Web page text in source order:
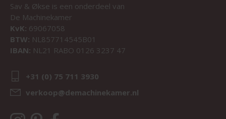
Sav & Økse is een onderdeel van
De Machinekamer
KvK: 69067058
BTW: NL857714545B01
IBAN: NL21 RABO 0126 3237 47
+31 (0) 75 711 3930
verkoop@demachinekamer.nl